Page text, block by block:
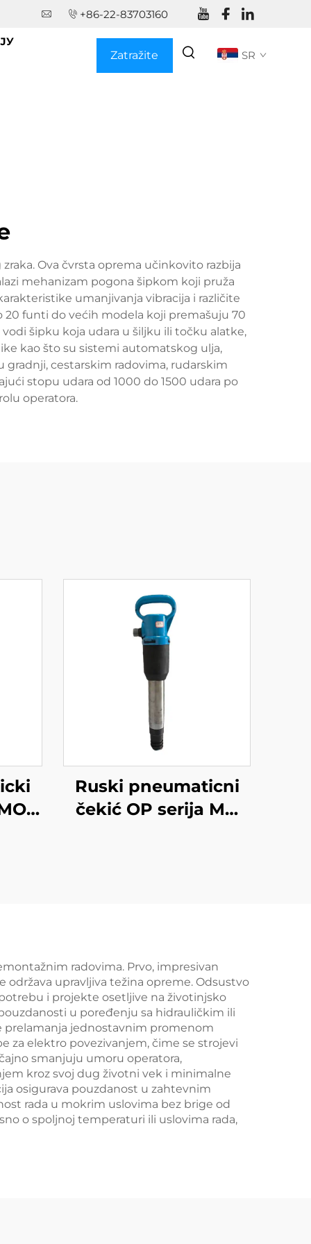
+86-22-83703160
Zatražite SR
Ova čvrsta oprema učinkovito razbija
mehanizam pogona šipkom koji pruža
umanjivanja vibracija i različite
20 funti do većih modela koji premašuju 70
šipku koja udara u šiljku ili točku alatke,
kao što su sistemi automatskog ulja,
cestarskim radovima, rudarskim
stopu udara od 1000 do 1500 udara po
operatora.
Ruski pneumaticni
čekić OP serija MO
radovima. Prvo, impresivan
upravljiva težina opreme. Odsustvo
i projekte osetljive na životinjsko
u poređenju sa hidrauličkim ili
prelamanja jednostavnim promenom
za elektro povezivanjem, čime se strojevi
smanjuju umoru operatora,
kroz svoj dug životni vek i minimalne
osigurava pouzdanost u zahtevnim
rada u mokrim uslovima bez brige od
o spoljnoj temperaturi ili uslovima rada,